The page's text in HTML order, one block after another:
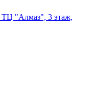
ТЦ "Алмаз", 3 этаж,